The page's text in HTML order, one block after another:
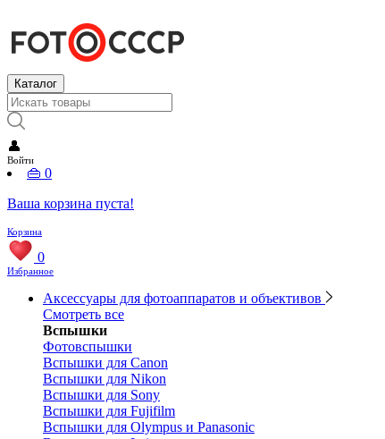
Каталог
👤
Войти
👜 0
Ваша корзина пуста!
Корзина
0
Избранное
Аксессуары для фотоаппаратов и объективов
Смотреть все
Вспышки
Фотовспышки
Вспышки для Canon
Вспышки для Nikon
Вспышки для Sony
Вспышки для Fujifilm
Вспышки для Olympus и Panasonic